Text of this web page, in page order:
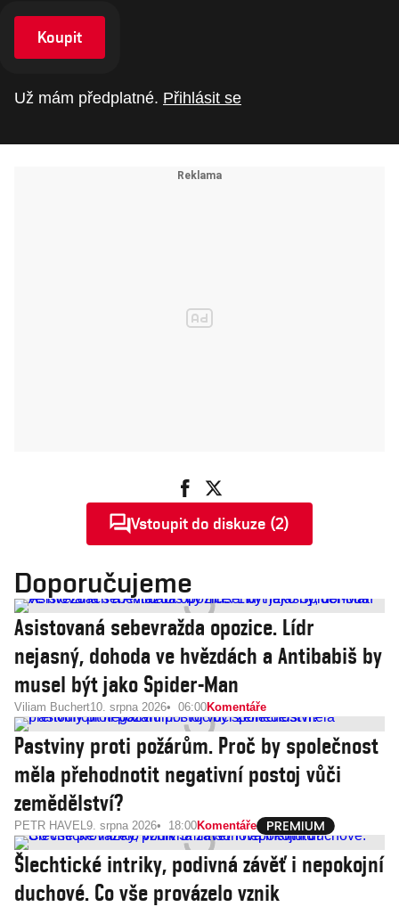
Koupit
Už mám předplatné. Přihlásit se
Vstoupit do diskuze (2)
Doporučujeme
Asistovaná sebevražda opozice. Lídr
nejasný, dohoda ve hvězdách a Antibabiš by
musel být jako Spider-Man
Viliam Buchert10. srpna 2026 06:00Komentáře
Pastviny proti požárům. Proč by společnost
měla přehodnotit negativní postoj vůči
zemědělství?
PETR HAVEL9. srpna 2026 18:00Komentáře
Šlechtické intriky, podivná závěť i nepokojní
duchové. Co vše provázelo vznik